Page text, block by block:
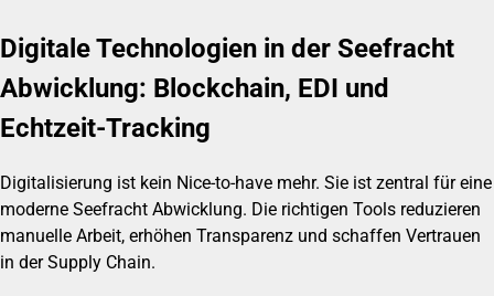
Digitale Technologien in der Seefracht
Abwicklung: Blockchain, EDI und
Echtzeit-Tracking
Digitalisierung ist kein Nice-to-have mehr. Sie ist zentral für eine
moderne Seefracht Abwicklung. Die richtigen Tools reduzieren
manuelle Arbeit, erhöhen Transparenz und schaffen Vertrauen
in der Supply Chain.